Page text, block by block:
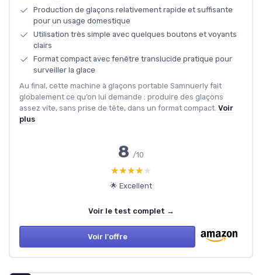
Production de glaçons relativement rapide et suffisante
pour un usage domestique
Utilisation très simple avec quelques boutons et voyants
clairs
Format compact avec fenêtre translucide pratique pour
surveiller la glace
Au final, cette machine à glaçons portable Samnuerly fait
globalement ce qu’on lui demande : produire des glaçons
assez vite, sans prise de tête, dans un format compact. Voir
plus
8 /10
★★★★★
★★★★★
🌟 Excellent
Voir le test complet →
Voir l'offre